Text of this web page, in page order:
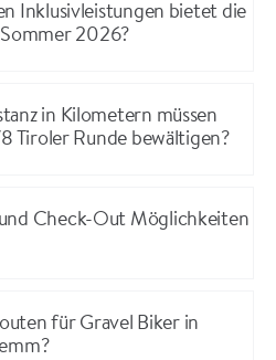
Inklusivleistungen bietet die
2026?
in Kilometern müssen
Tiroler Runde bewältigen?
Check-Out Möglichkeiten
für Gravel Biker in